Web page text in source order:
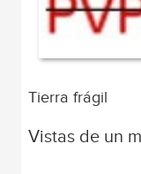
Tierra frágil
Vistas de un